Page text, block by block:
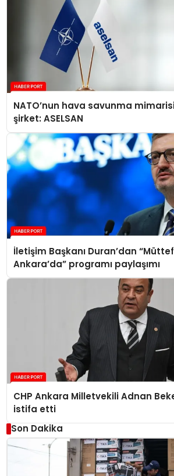
NATO’nun hava savunma
şirket: ASELSAN
İletişim Başkanı Duran’dan
Ankara’da” programı paylaşımı
CHP Ankara Milletvekili Adnan
istifa etti
Son Dakika